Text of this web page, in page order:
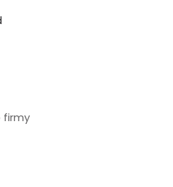
firmy